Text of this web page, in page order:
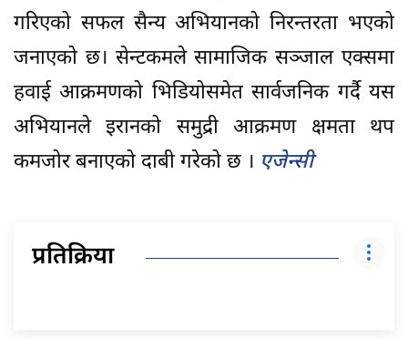
गरिएको सफल सैन्य अभियानको निरन्तरता भएको
जनाएको छ। सेन्टकमले सामाजिक सञ्जाल एक्समा
हवाई आक्रमणको भिडियोसमेत सार्वजनिक गर्दै यस
अभियानले इरानको समुद्री आक्रमण क्षमता थप
कमजोर बनाएको दाबी गरेको छ । एजेन्सी
प्रतिक्रिया